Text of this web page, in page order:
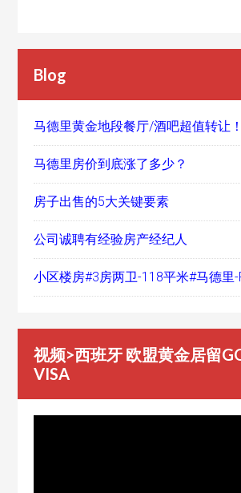
Blog
马德里黄金地段餐厅/酒吧超值转让！
马德里房价到底涨了多少？
房子出售的5大关键要素
公司诚聘有经验房产经纪人
小区楼房#3房两卫-118平米#马德里-
视频>西班牙 欧盟黄金居留
VISA